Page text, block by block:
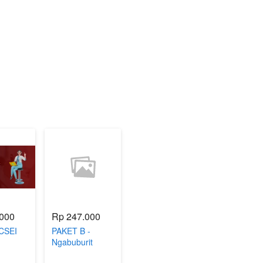
Rp 247.000
PAKET B -
Ngabuburit